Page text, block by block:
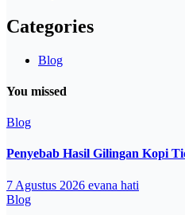
Categories
Blog
You missed
Blog
Penyebab Hasil Gilingan Kopi
7 Agustus 2026 evana hati
Blog